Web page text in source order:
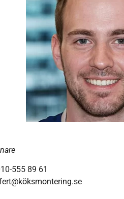
555 89 61